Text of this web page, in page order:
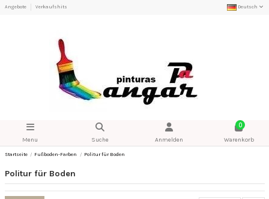
Angebote Verkaufshits Deutsch
Menu Suche Anmelden
0
Warenkorb
Startseite Fußboden-Farben Politur für Boden
Politur für Boden